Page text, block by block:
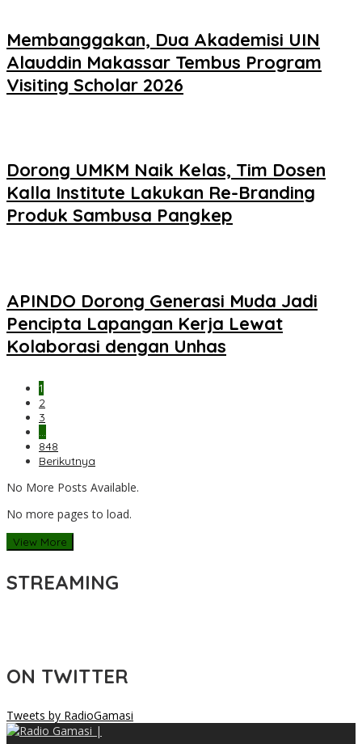
Membanggakan, Dua Akademisi UIN
Alauddin Makassar Tembus Program
Visiting Scholar 2026
Dorong UMKM Naik Kelas, Tim Dosen
Kalla Institute Lakukan Re-Branding
Produk Sambusa Pangkep
APINDO Dorong Generasi Muda Jadi
Pencipta Lapangan Kerja Lewat
Kolaborasi dengan Unhas
1
2
3
…
848
Berikutnya
No More Posts Available.
No more pages to load.
View More
STREAMING
ON TWITTER
Tweets by RadioGamasi